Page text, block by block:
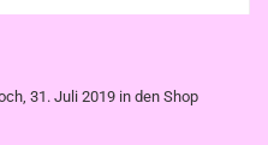
31. Juli 2019 in den Shop